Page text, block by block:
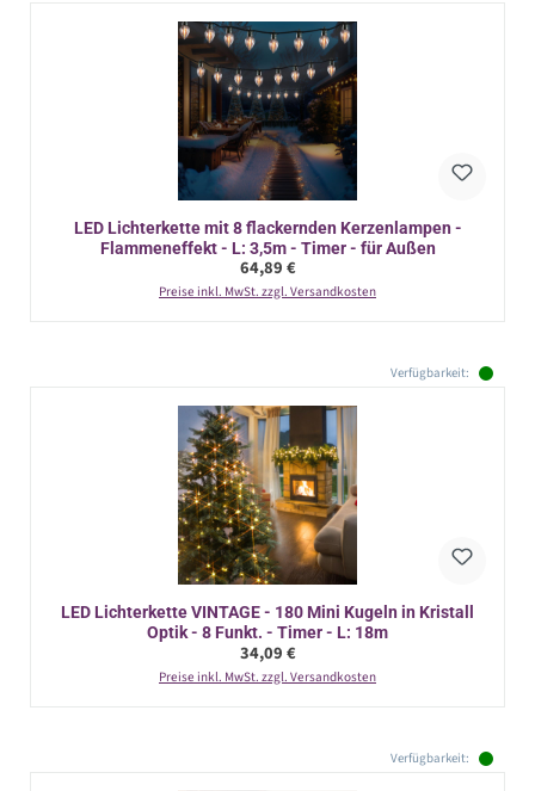
LED Lichterkette mit 8 flackernden Kerzenlampen -
Flammeneffekt - L: 3,5m - Timer - für Außen
Regulärer Preis:
64,89 €
Preise inkl. MwSt. zzgl. Versandkosten
Verfügbarkeit:
LED Lichterkette VINTAGE - 180 Mini Kugeln in Kristall
Optik - 8 Funkt. - Timer - L: 18m
Regulärer Preis:
34,09 €
Preise inkl. MwSt. zzgl. Versandkosten
Verfügbarkeit: